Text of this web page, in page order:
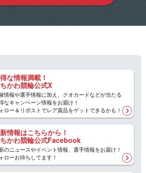
な情報満載！
かわ競輪公式X
情報や選手情報に加え、クオカードなどが当たる
なキャンペーン情報をお届け！
ロー＆リポストでレア賞品をゲットできるかも！
情報はこちらから！
かわ競輪公式Facebook
のニュースやイベント情報、選手情報をお届け！
ローお待ちしてます！